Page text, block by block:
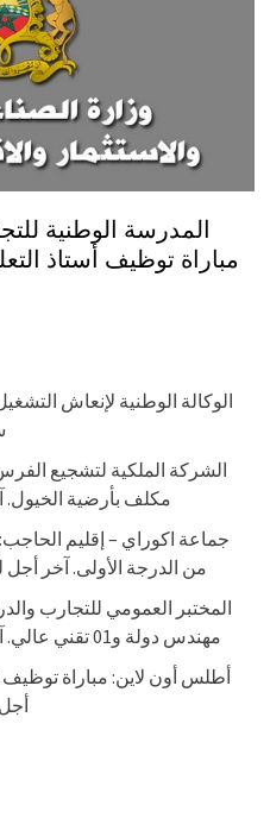
المدرسة الوطنية
مكلف بأرضية الخيول. آخر أجل
من الدرجة الأولى. آخر أجل للترشيح
مهندس دولة و01 تقني عالي. آخر أجل هو 02 يونيو 2023
أجل